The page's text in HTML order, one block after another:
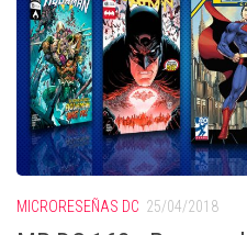
MICRORESEÑAS DC 25/04/2018